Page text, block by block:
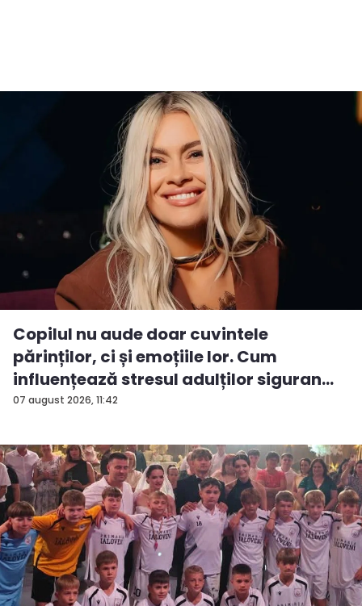
07 august 2026, 11:42
Copilul nu aude doar cuvintele
părinților, ci și emoțiile lor. Cum
influențează stresul adulților siguran...